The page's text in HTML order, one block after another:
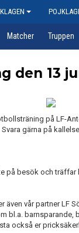
Matcher Truppen
den 13
på LF-
gärna på
på besök och träffar
även vår partner LF
bl.a. barnsparande,
också er